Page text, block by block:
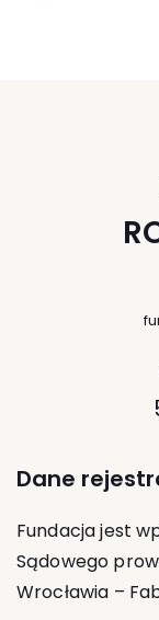
Dane
Fundacja jest
Sądowego
Wrocławia –